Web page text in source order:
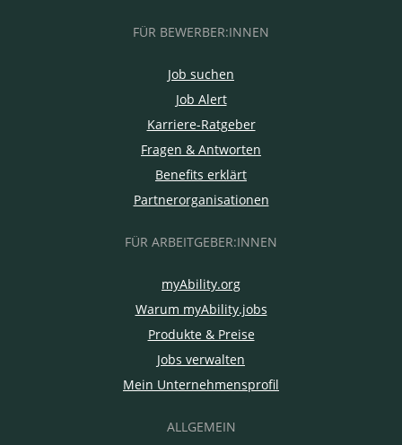
FÜR BEWERBER:INNEN
Job suchen
Job Alert
Karriere-Ratgeber
Fragen & Antworten
Benefits erklärt
Partnerorganisationen
FÜR ARBEITGEBER:INNEN
myAbility.org
Warum myAbility.jobs
Produkte & Preise
Jobs verwalten
Mein Unternehmensprofil
ALLGEMEIN